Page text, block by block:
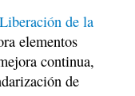
de la
elementos
continua,
de